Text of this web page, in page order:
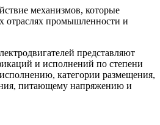
механизмов, которые
отраслях промышленности и
представляют
и исполнений по степени
категории размещения,
питающему напряжению и